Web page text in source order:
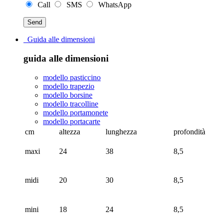
Call SMS WhatsApp
Guida alle dimensioni
guida alle dimensioni
modello pasticcino
modello trapezio
modello borsine
modello tracolline
modello portamonete
modello portacarte
cm
altezza lunghezza profondità
maxi 24 38 8,5
midi 20 30 8,5
mini 18 24 8,5